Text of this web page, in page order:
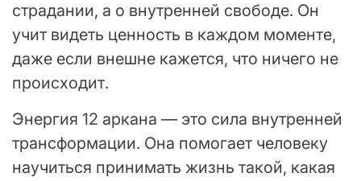
страдании, а о внутренней свободе. Он
учит видеть ценность в каждом моменте,
даже если внешне кажется, что ничего не
происходит.
Энергия 12 аркана — это сила внутренней
трансформации. Она помогает человеку
научиться принимать жизнь такой, какая